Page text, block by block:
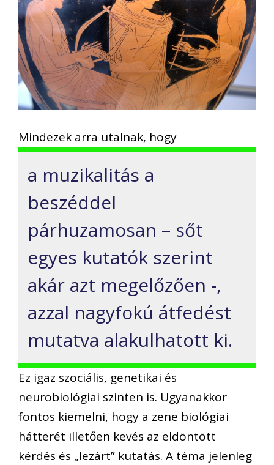
Mindezek arra utalnak, hogy
a muzikalitás a
beszéddel
párhuzamosan – sőt
egyes kutatók szerint
akár azt megelőzően -,
azzal nagyfokú átfedést
mutatva alakulhatott ki.
Ez igaz szociális, genetikai és
neurobiológiai szinten is. Ugyanakkor
fontos kiemelni, hogy a zene biológiai
hátterét illetően kevés az eldöntött
kérdés és „lezárt” kutatás. A téma jelenleg